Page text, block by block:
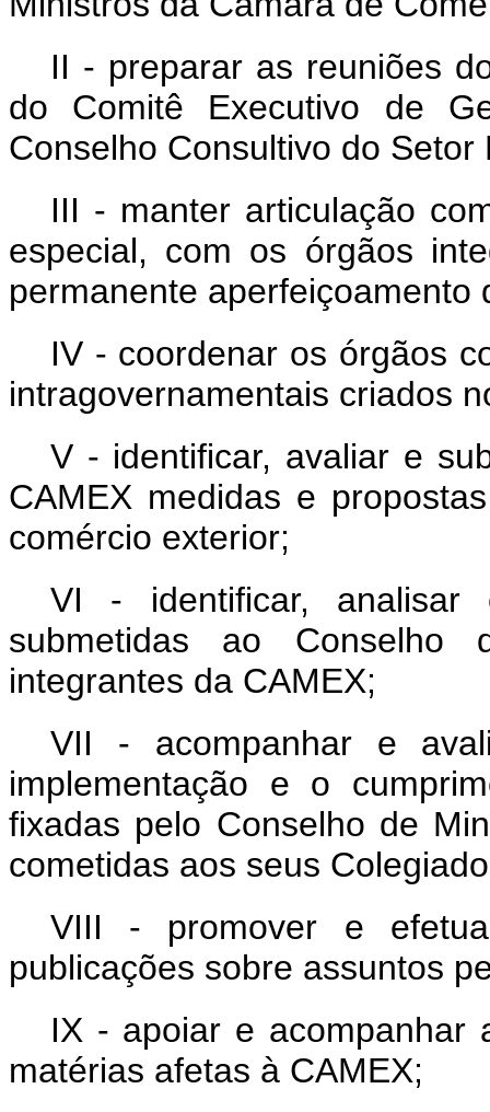
II - preparar as reuniões
do Comitê Executivo de
Conselho Consultivo do Setor
III - manter articulação
especial, com os órgãos
permanente aperfeiçoamento
IV - coordenar os órgãos
intragovernamentais criados
V - identificar, avaliar e
CAMEX medidas e
comércio exterior;
VI - identificar, analisar
submetidas ao Conselho
integrantes da CAMEX;
VII - acompanhar e
implementação e o
fixadas pelo Conselho de
cometidas aos seus
VIII - promover e
publicações sobre assuntos
IX - apoiar e acompanhar
matérias afetas à CAMEX;